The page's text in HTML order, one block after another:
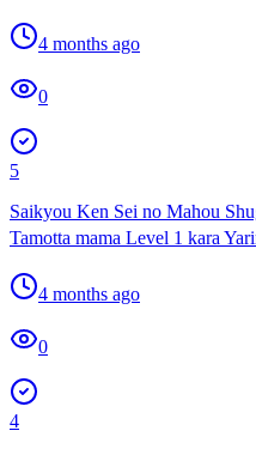
4 months ago
0
5
Saikyou Ken Sei no Mahou
Tamotta mama Level 1 kara
4 months ago
0
4